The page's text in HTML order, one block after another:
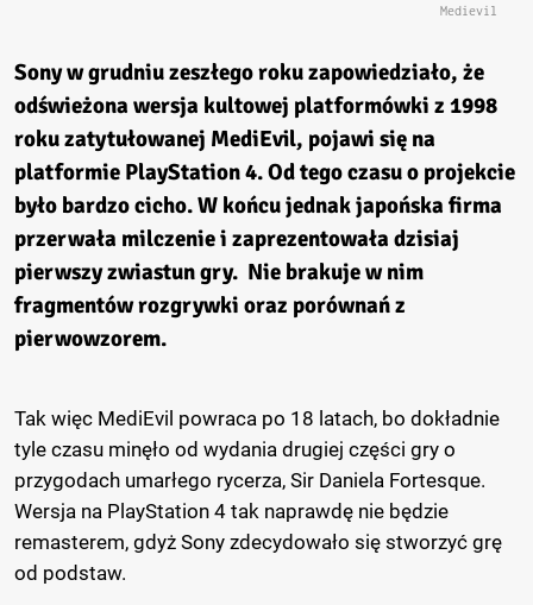
Medievil
Sony w grudniu zeszłego roku zapowiedziało, że
odświeżona wersja kultowej platformówki z 1998
roku zatytułowanej MediEvil, pojawi się na
platformie PlayStation 4. Od tego czasu o projekcie
było bardzo cicho. W końcu jednak japońska firma
przerwała milczenie i zaprezentowała dzisiaj
pierwszy zwiastun gry. Nie brakuje w nim
fragmentów rozgrywki oraz porównań z
pierwowzorem.
Tak więc MediEvil powraca po 18 latach, bo dokładnie
tyle czasu minęło od wydania drugiej części gry o
przygodach umarłego rycerza, Sir Daniela Fortesque.
Wersja na PlayStation 4 tak naprawdę nie będzie
remasterem, gdyż Sony zdecydowało się stworzyć grę
od podstaw.